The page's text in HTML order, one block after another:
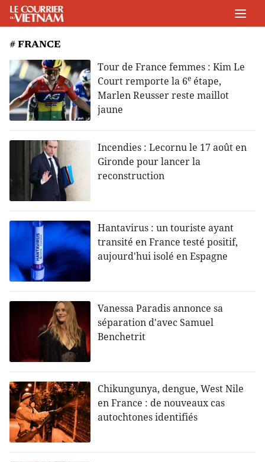
# FRANCE
Tour de France femmes : Kim Le
Court remporte la 6e étape,
Marlen Reusser reste maillot
jaune
Incendies : Lecornu le 17 août en
Gironde pour lancer la
reconstruction
Hantavirus : un touriste ayant
transité en France testé positif,
aujourd'hui isolé en Espagne
Vanessa Paradis annonce sa
séparation d'avec Samuel
Benchetrit
Chikungunya, dengue, West Nile
en France : de nouveaux cas
autochtones identifiés